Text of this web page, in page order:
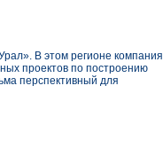
В этом регионе компания
проектов по построению
перспективный для